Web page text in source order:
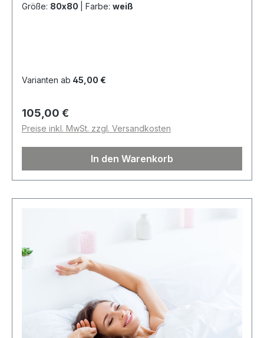
Größe: 80x80 Farbe: weiß
Varianten ab 45,00 €
Regulärer Preis:
105,00 €
Preise inkl. MwSt. zzgl. Versandkosten
In den Warenkorb